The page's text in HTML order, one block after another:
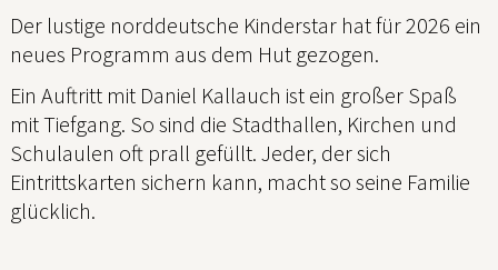
Der lustige norddeutsche Kinderstar hat für 2026 ein
neues Programm aus dem Hut gezogen.
Ein Auftritt mit Daniel Kallauch ist ein großer Spaß
mit Tiefgang. So sind die Stadthallen, Kirchen und
Schulaulen oft prall gefüllt. Jeder, der sich
Eintrittskarten sichern kann, macht so seine Familie
glücklich.